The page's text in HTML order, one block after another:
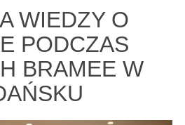
WIEDZY O
PODCZAS
BRAMEE W